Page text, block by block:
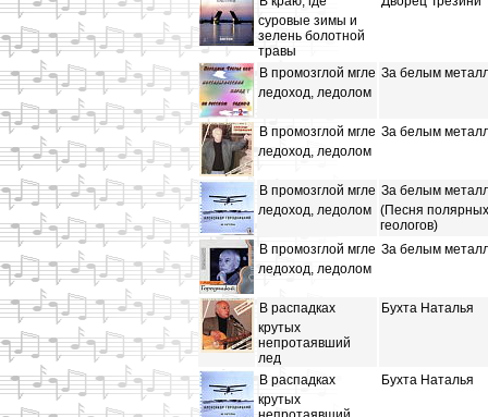
суровые зимы и
зелень болотной
травы
В промозглой мгле
ледоход, ледолом
За белым
В промозглой мгле
ледоход, ледолом
За белым
В промозглой мгле
ледоход, ледолом
За белым
(Песня полярных
геологов)
В промозглой мгле
ледоход, ледолом
За белым
В распадках
крутых
непротаявший
лед
Бухта Наталья
В распадках
крутых
Бухта Наталья